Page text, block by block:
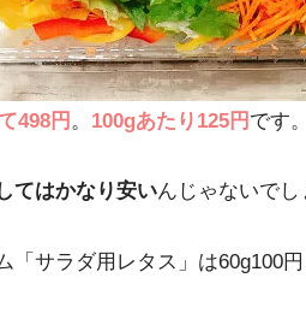
498円 。 100gあたり125円 です。
てはかなり安いんじゃないでし
「サラダ用レタス」は60g100